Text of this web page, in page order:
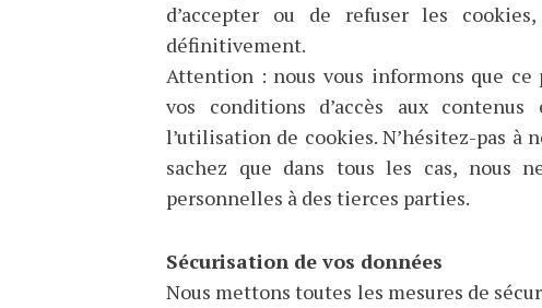
d’accepter ou de refuser les
définitivement.
Attention : nous vous informons que
vos conditions d’accès aux
l’utilisation de cookies. N’hésitez-pas à
sachez que dans tous les cas, nous
personnelles à des tierces parties.
Sécurisation de vos données
Nous mettons toutes les mesures de